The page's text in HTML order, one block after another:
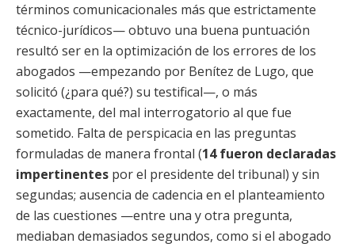
términos comunicacionales más que estrictamente
técnico-jurídicos— obtuvo una buena puntuación
resultó ser en la optimización de los errores de los
abogados —empezando por Benítez de Lugo, que
solicitó (¿para qué?) su testifical—, o más
exactamente, del mal interrogatorio al que fue
sometido. Falta de perspicacia en las preguntas
formuladas de manera frontal (14 fueron declaradas
impertinentes por el presidente del tribunal) y sin
segundas; ausencia de cadencia en el planteamiento
de las cuestiones —entre una y otra pregunta,
mediaban demasiados segundos, como si el abogado